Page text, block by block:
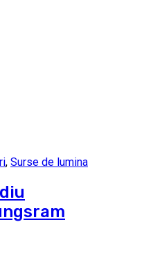
, Surse de lumina